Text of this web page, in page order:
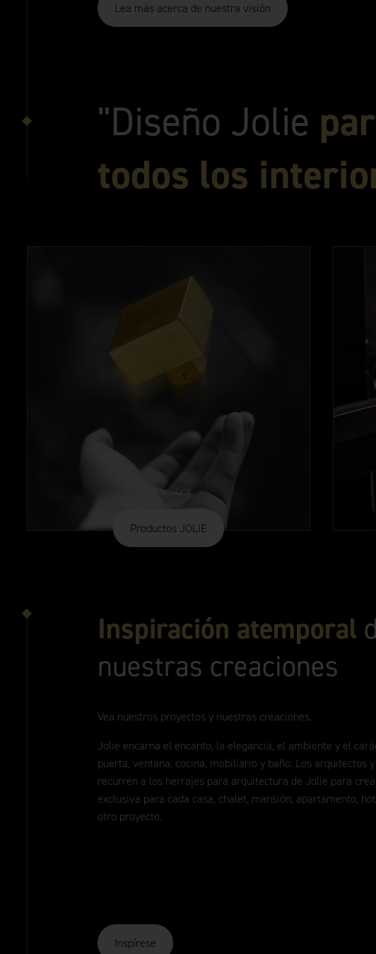
Lea más acerca de nuestra visión
"Diseño Jolie
todos los
Descubra
Productos JOLIE
Inspiración atemporal
nuestras creaciones
Vea nuestros proyectos y nuestras creaciones.
Jolie encarna el encanto, la elegancia, el ambiente y el
puerta, ventana, cocina, mobiliario y baño. Los arquitectos
recurren a los herrajes para arquitectura de Jolie para
exclusiva para cada casa, chalet, mansión, apartamento,
otro proyecto.
Inspírese